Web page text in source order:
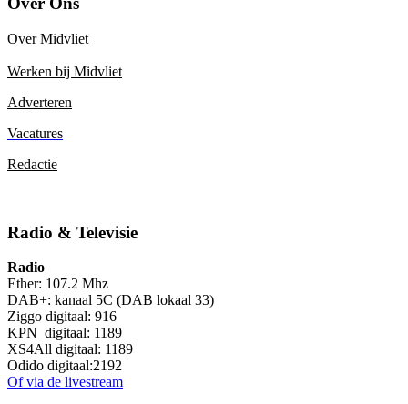
Over Midvliet
Werken bij Midvliet
Adverteren
Vacatures
Redactie
Radio & Televisie
Radio
Ether: 107.2 Mhz
DAB+: kanaal 5C (DAB lokaal 33)
Ziggo digitaal: 916
KPN digitaal: 1189
XS4All digitaal: 1189
Odido digitaal:2192
Of via de livestream